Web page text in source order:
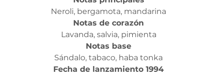
Neroli, bergamota, mandarina
Notas de corazón
Lavanda, salvia, pimienta
Notas base
Sándalo, tabaco, haba tonka
Fecha de lanzamiento 1994